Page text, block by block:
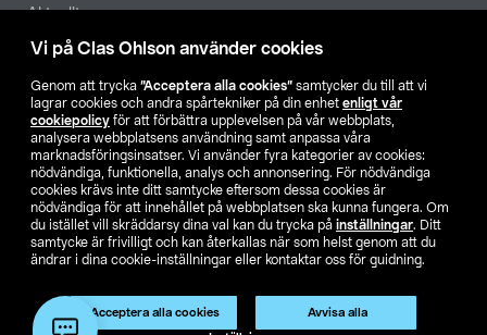
Vi på Clas Ohlson använder cookies
Genom att trycka ”Acceptera alla cookies” samtycker du till att vi
lagrar cookies och andra spårtekniker på din enhet enligt vår
cookiepolicy för att förbättra upplevelsen på vår webbplats,
analysera webbplatsens användning samt anpassa våra
marknadsföringsinsatser. Vi använder fyra kategorier av cookies:
nödvändiga, funktionella, analys och annonsering. För nödvändiga
cookies krävs inte ditt samtycke eftersom dessa cookies är
nödvändiga för att innehållet på webbplatsen ska kunna fungera. Om
du istället vill skräddarsy dina val kan du trycka på inställningar. Ditt
samtycke är frivilligt och kan återkallas när som helst genom att du
ändrar i dina cookie-inställningar eller kontaktar oss för guidning.
Acceptera alla cookies Avvisa alla
Aktuellt
Hitta butik
SE NO FI
Köpvillkor Privacy statement Klubbvillkor För företag